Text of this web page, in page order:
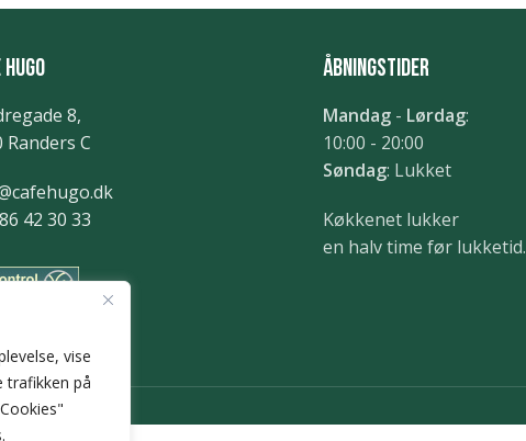
vise
trafikken på
8,
Randers C
42 30 33
Åbningstider
Mandag - Lørdag:
10:00 - 20:00
Søndag: Lukket
Køkkenet lukker
en halv time før lukketid.